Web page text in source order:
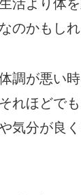
活より体
のかもしれ
調が悪い
れほどで
気分が良